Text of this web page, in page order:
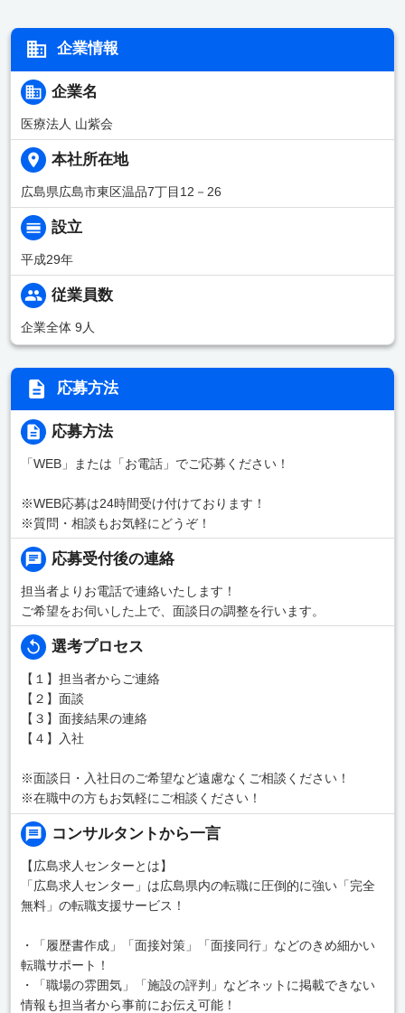
企業情報
企業名
医療法人 山紫会
本社所在地
広島県広島市東区温品7丁目12－26
設立
平成29年
従業員数
企業全体 9人
応募方法
応募方法
「WEB」または「お電話」でご応募ください！
※WEB応募は24時間受け付けております！
※質問・相談もお気軽にどうぞ！
応募受付後の連絡
担当者よりお電話で連絡いたします！
ご希望をお伺いした上で、面談日の調整を行います。
選考プロセス
【１】担当者からご連絡
【２】面談
【３】面接結果の連絡
【４】入社
※面談日・入社日のご希望など遠慮なくご相談ください！
※在職中の方もお気軽にご相談ください！
コンサルタントから一言
【広島求人センターとは】
「広島求人センター」は広島県内の転職に圧倒的に強い「完全
無料」の転職支援サービス！
・「履歴書作成」「面接対策」「面接同行」などのきめ細かい
転職サポート！
・「職場の雰囲気」「施設の評判」などネットに掲載できない
情報も担当者から事前にお伝え可能！